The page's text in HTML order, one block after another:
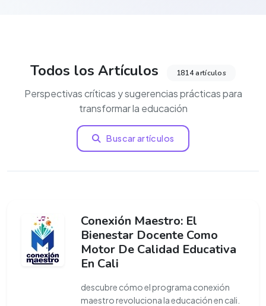
Todos los Artículos 1814 artículos
Perspectivas críticas y sugerencias prácticas para
transformar la educación
Buscar artículos
Conexión Maestro: El
Bienestar Docente Como
Motor De Calidad Educativa
En Cali
descubre cómo el programa conexión
maestro revoluciona la educación en cali.